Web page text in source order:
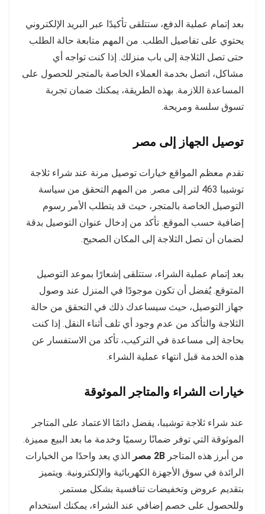
بعد إتمام عملية الدفع، ستتلقى تأكيدًا عبر البريد الإلكتروني
يحتوي على تفاصيل الطلب. من المهم متابعة حالة الطلب
حتى تصل الثلاجة إلى باب منزلك. إذا كنت تواجه أي
مشاكل، اتصل بخدمة العملاء الخاصة بالمتجر للحصول على
المساعدة اللازمة. بهذه الطريقة، يمكنك ضمان تجربة
تسوق سلسة ومريحة.
توصيل الجهاز إلى مصر
تقدم معظم المواقع خيارات توصيل مرنة عند شراء ثلاجة
توشيبا 463 لتر إلى مصر. من المهم التحقق من سياسة
التوصيل الخاصة بالمتجر، حيث قد يتطلب الأمر رسوم
إضافية حسب الموقع. تأكد من إدخال عنوان التوصيل بدقة
لضمان أن تصل الثلاجة إلى المكان الصحيح.
بعد إتمام عملية الشراء، ستتلقى إشعارًا بموعد التوصيل
المتوقع. يُفضل أن تكون موجودًا في المنزل عند وصول
جهاز التوصيل، حيث سيساعدك ذلك في التحقق من حالة
الثلاجة والتأكد من عدم وجود أي تلف أثناء النقل. إذا كنت
بحاجة إلى مساعدة في التركيب، تأكد من الاستفسار عن
هذه الخدمة قبل انتهاء عملية الشراء.
خيارات الشراء والمتاجر الموثوقة
عند شراء ثلاجة توشيبا، يفضل دائمًا الاعتماد على المتاجر
الموثوقة التي توفر ضمانًا رسميًا وخدمة ما بعد البيع مميزة.
من أبرز هذه المتاجر 2B مصر
الذي يعد واحدًا من الخيارات
الرائدة في سوق الأجهزة الكهربائية والإلكترونية. ويتميز
بتقديم عروض وتخفيضات تنافسية بشكل مستمر.
وللحصول على خصم إضافي عند الشراء، يمكنك استخدام